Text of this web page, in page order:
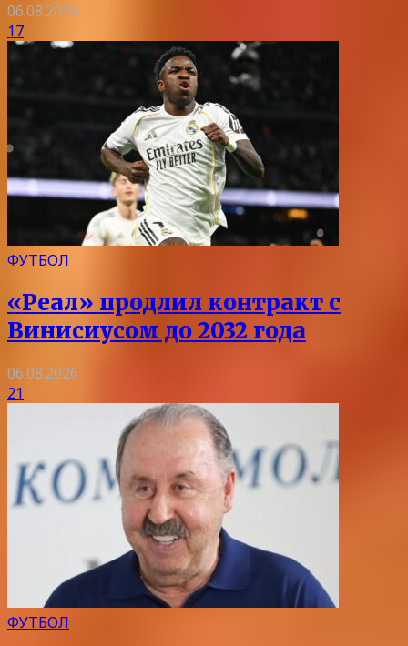
06.08.2026
17
ФУТБОЛ
«Реал» продлил контракт с
Винисиусом до 2032 года
06.08.2026
21
ФУТБОЛ